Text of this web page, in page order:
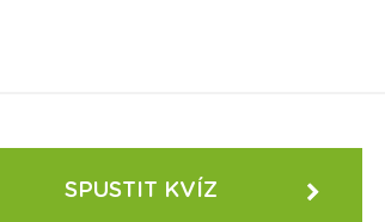
SPUSTIT KVÍZ